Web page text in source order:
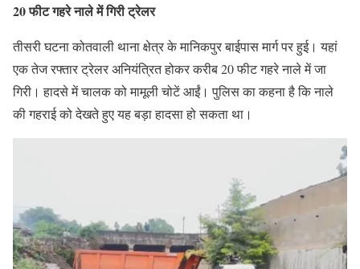
20 फीट गहरे नाले में गिरी ट्रेलर
तीसरी घटना कोतवाली थाना क्षेत्र के मानिकपुर बाईपास मार्ग पर हुई। यहां
एक तेज रफ्तार ट्रेलर अनियंत्रित होकर करीब 20 फीट गहरे नाले में जा
गिरी। हादसे में चालक को मामूली चोटें आईं। पुलिस का कहना है कि नाले
की गहराई को देखते हुए यह बड़ा हादसा हो सकता था।